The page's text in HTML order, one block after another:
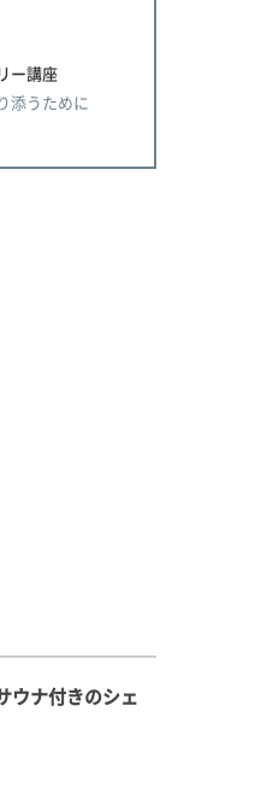
ー講座
添うために
ウナ付きのシェ